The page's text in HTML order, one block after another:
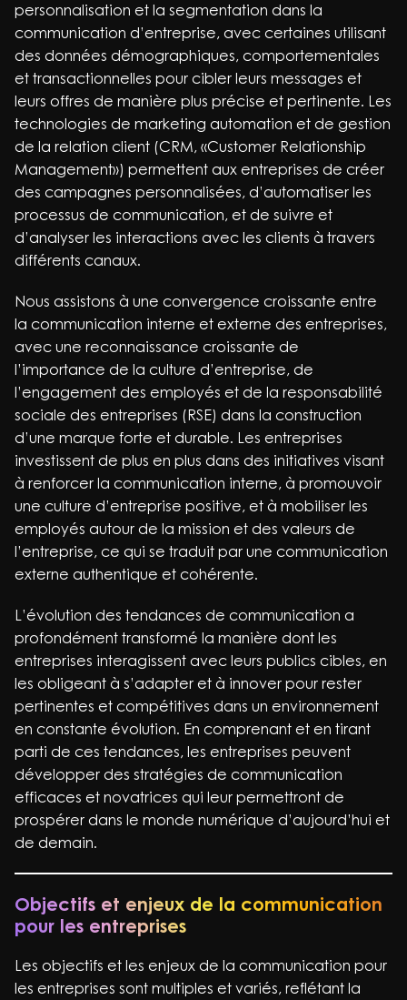
personnalisation et la segmentation dans la
communication d’entreprise, avec certaines utilisant
des données démographiques, comportementales
et transactionnelles pour cibler leurs messages et
leurs offres de manière plus précise et pertinente. Les
technologies de marketing automation et de gestion
de la relation client (CRM, «Customer Relationship
Management») permettent aux entreprises de créer
des campagnes personnalisées, d’automatiser les
processus de communication, et de suivre et
d’analyser les interactions avec les clients à travers
différents canaux.
Nous assistons à une convergence croissante entre
la communication interne et externe des entreprises,
avec une reconnaissance croissante de
l’importance de la culture d’entreprise, de
l’engagement des employés et de la responsabilité
sociale des entreprises (RSE) dans la construction
d’une marque forte et durable. Les entreprises
investissent de plus en plus dans des initiatives visant
à renforcer la communication interne, à promouvoir
une culture d’entreprise positive, et à mobiliser les
employés autour de la mission et des valeurs de
l’entreprise, ce qui se traduit par une communication
externe authentique et cohérente.
L’évolution des tendances de communication a
profondément transformé la manière dont les
entreprises interagissent avec leurs publics cibles, en
les obligeant à s’adapter et à innover pour rester
pertinentes et compétitives dans un environnement
en constante évolution. En comprenant et en tirant
parti de ces tendances, les entreprises peuvent
développer des stratégies de communication
efficaces et novatrices qui leur permettront de
prospérer dans le monde numérique d’aujourd’hui et
de demain.
Objectifs et enjeux de la communication
pour les entreprises
Les objectifs et les enjeux de la communication pour
les entreprises sont multiples et variés, reflétant la